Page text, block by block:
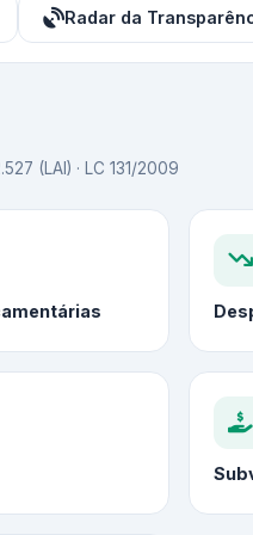
Radar da
(LAI) · LC 131/2009